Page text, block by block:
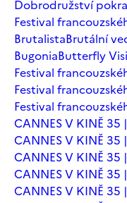
Dobrodružství
Festival
BrutalistaBrutální
BugoniaButterfly
Festival
Festival
Festival
CANNES V KINĚ 35
CANNES V KINĚ 35
CANNES V KINĚ 35
CANNES V KINĚ 35
CANNES V KINĚ 35